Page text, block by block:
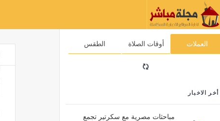
العملات أوقات الصلاة الطقس
أخر الاخبار
مباحثات مصرية مع سكرتير تجمع